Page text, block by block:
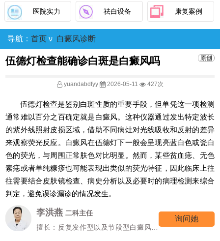
医院实力 祛白设备 康复案例
导航： 首页 ν 白癜风诊断
伍德灯检查能确诊白斑是白癜风吗
yuandabdfyy 2026-05-11 427次
伍德灯检查是鉴别白斑性质的重要手段，但单凭这一项检测
通常难以百分之百确定就是白癜风。这种仪器通过发出特定波长
的紫外线照射皮损区域，借助不同病灶对光线吸收和反射的差异
来观察荧光反应。白癜风在伍德灯下一般会呈现亮蓝白色或瓷白
色的荧光，与周围正常肤色对比明显。然而，某些贫血痣、无色
素痣或者单纯糠疹也可能表现出类似的荧光特征，因此临床上往
往需要结合皮肤镜检查、病史分析以及必要时的病理检测来综合
判定，避免误诊漏诊的情况发生。
李洪燕 二科主任
擅长：反复发作型以及节段型白癜风诊
询问她